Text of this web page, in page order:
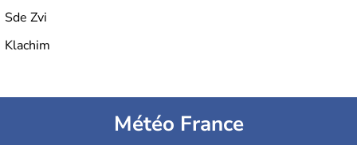
Sde Zvi
Klachim
Météo France